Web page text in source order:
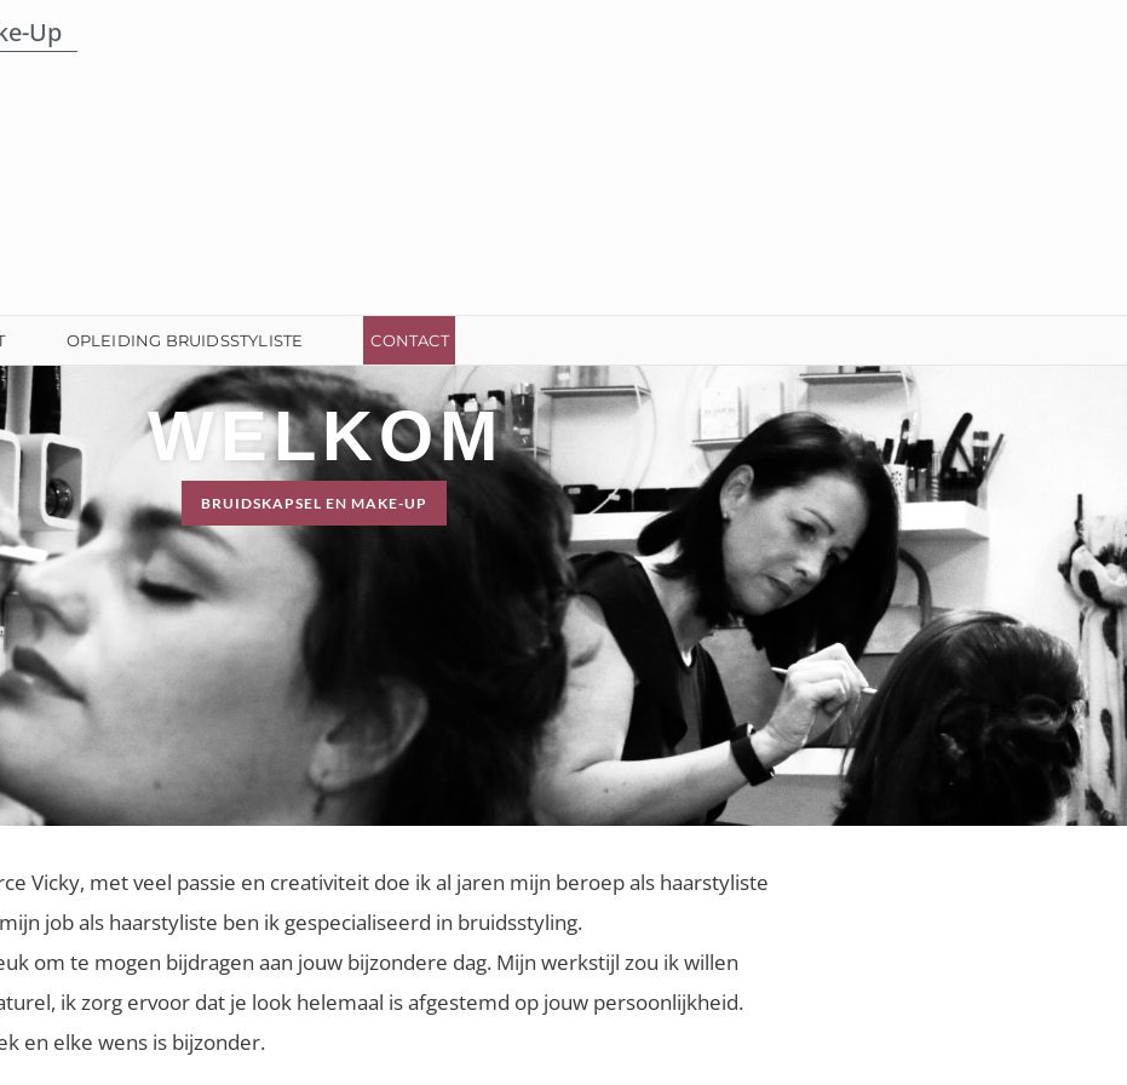
Up
OPLEIDING BRUIDSSTYLISTE CONTACT
WELKOM
BRUIDSKAPSEL EN MAKE-UP
Vicky, met veel passie en creativiteit doe ik al jaren mijn beroep als haarstyliste
job als haarstyliste ben ik gespecialiseerd in bruidsstyling.
om te mogen bijdragen aan jouw bijzondere dag. Mijn werkstijl zou ik willen
ik zorg ervoor dat je look helemaal is afgestemd op jouw persoonlijkheid.
en elke wens is bijzonder.​